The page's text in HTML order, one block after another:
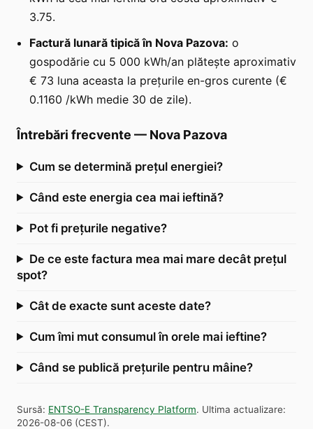
3.75.
Factură lunară tipică în Nova Pazova: o
gospodărie cu 5 000 kWh/an plătește aproximativ
€ 73 luna aceasta la prețurile en-gros curente (€
0.1160 /kWh medie 30 de zile).
Întrebări frecvente — Nova Pazova
Cum se determină prețul energiei?
Când este energia cea mai ieftină?
Pot fi prețurile negative?
De ce este factura mea mai mare decât prețul
spot?
Cât de exacte sunt aceste date?
Cum îmi mut consumul în orele mai ieftine?
Când se publică prețurile pentru mâine?
Sursă: ENTSO-E Transparency Platform. Ultima actualizare:
2026-08-06 (CEST).